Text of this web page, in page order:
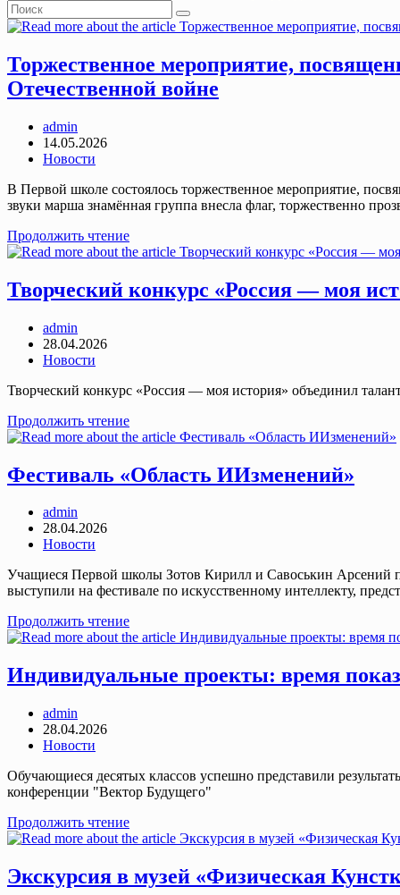
Торжественное мероприятие,
Отечественной войне
Post
author:
admin
Запись
опубликована:
14.05.2026
Post
Новости
В Первой школе состоялось торжественное мероприятие,
звуки марша знамённая группа внесла флаг, торжественно
Продолжить чтениеТоржественное
мероприятие,
ой
войне
Творческий конкурс «Россия — моя
Post
author:
admin
Запись
опубликована:
28.04.2026
Post
Новости
Творческий конкурс «Россия — моя история» объединил
Продолжить чтениеТворческий
конкурс
—
моя
Фестиваль «Область ИИзменений»
Post
author:
admin
Запись
опубликована:
28.04.2026
Post
Новости
Учащиеся Первой школы Зотов Кирилл и Савоськин Арсений
выступили на фестивале по искусственному интеллекту,
Продолжить чтениеФестиваль
«Область
Индивидуальные проекты: время
Post
author:
admin
Запись
опубликована:
28.04.2026
Post
Новости
Обучающиеся десятых классов успешно представили
конференции "Вектор Будущего"
Продолжить чтениеИндивидуальные
проекты:
показать
себя!
Экскурсия в музей «Физическая